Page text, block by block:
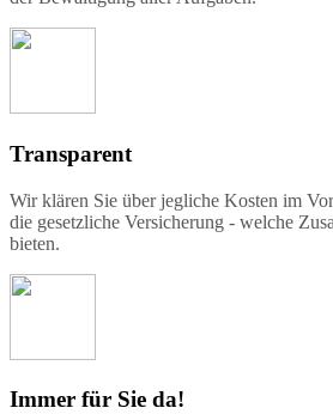
Transparent
Wir klären Sie über jegliche Kosten im
die gesetzliche Versicherung - welche
bieten.
Immer für Sie da!